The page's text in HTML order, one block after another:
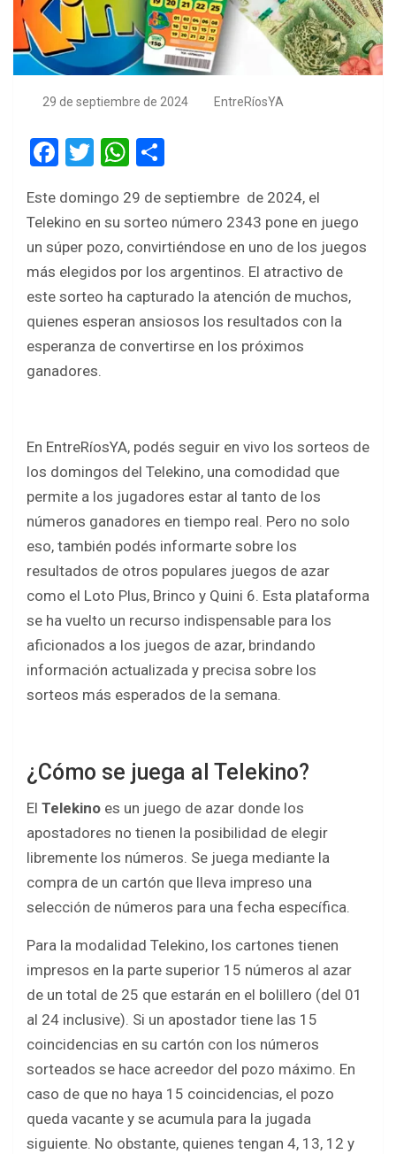
29 de septiembre de 2024 EntreRíosYA
F
ce
b
o
o
k
T
tt
er
W
at
s
A
p
p
ar
e
Este domingo 29 de septiembre de 2024, el
Telekino en su sorteo número 2343 pone en juego
un súper pozo, convirtiéndose en uno de los juegos
más elegidos por los argentinos. El atractivo de
este sorteo ha capturado la atención de muchos,
quienes esperan ansiosos los resultados con la
esperanza de convertirse en los próximos
ganadores.
En EntreRíosYA, podés seguir en vivo los sorteos de
los domingos del Telekino, una comodidad que
permite a los jugadores estar al tanto de los
números ganadores en tiempo real. Pero no solo
eso, también podés informarte sobre los
resultados de otros populares juegos de azar
como el Loto Plus, Brinco y Quini 6. Esta plataforma
se ha vuelto un recurso indispensable para los
aficionados a los juegos de azar, brindando
información actualizada y precisa sobre los
sorteos más esperados de la semana.
¿Cómo se juega al Telekino?
El Telekino es un juego de azar donde los
apostadores no tienen la posibilidad de elegir
libremente los números. Se juega mediante la
compra de un cartón que lleva impreso una
selección de números para una fecha específica.
Para la modalidad Telekino, los cartones tienen
impresos en la parte superior 15 números al azar
de un total de 25 que estarán en el bolillero (del 01
al 24 inclusive). Si un apostador tiene las 15
coincidencias en su cartón con los números
sorteados se hace acreedor del pozo máximo. En
caso de que no haya 15 coincidencias, el pozo
queda vacante y se acumula para la jugada
siguiente. No obstante, quienes tengan 4, 13, 12 y